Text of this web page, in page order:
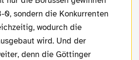
0, sondern die Konkurrenten
wodurch die
wird. Und der
denn die Göttinger